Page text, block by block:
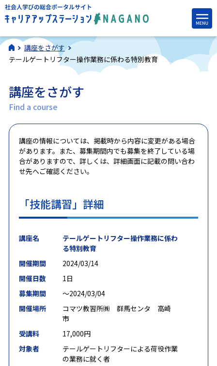
講座をさがす
テールゲートリフター操作業務に係わる特別教育
講座をさがす
Find a course
講座の情報については、掲載時から内容に変更がある場合
があります。また、募集期間内でも募集を終了している場
合がありますので、詳しくは、詳細画面に記載の問い合わ
せ先へご確認ください。
「技能講習」詳細
講座名
テールゲートリフター操作業務に係わ
る特別教育
開催期間
2024/03/14
開催日数
1日
募集期間
〜2024/03/04
開催場所
コマツ教習所㈱ 群馬センタ 高崎
市
受講料
17,000円
対象者
テールゲートリフターによる荷役作業
の業務に就く者